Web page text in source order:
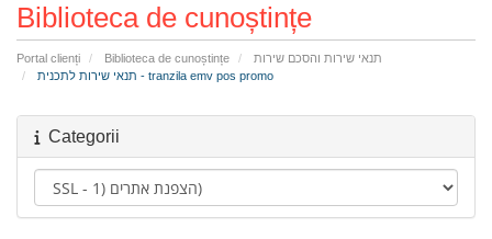
Biblioteca de cunoștințe
Portal clienți Biblioteca de cunoștințe
תנאי שירות והסכם שירות
תנאי שירות לתכנית - tranzila emv pos promo
Categorii